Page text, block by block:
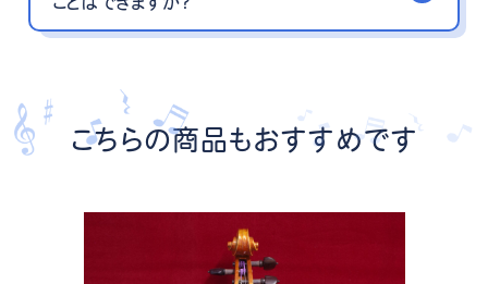
こちらの商品もおすすめです